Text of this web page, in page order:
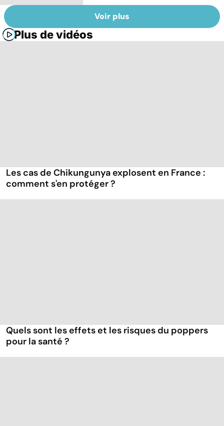
Voir plus
Plus de vidéos
Les cas de Chikungunya explosent en France :
comment s'en protéger ?
Quels sont les effets et les risques du poppers
pour la santé ?